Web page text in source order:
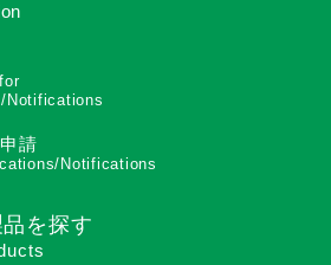
Notifications
請
Notifications
を探す